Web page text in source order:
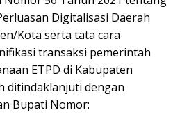
Digitalisasi Daerah
Kota serta tata cara
transaksi pemerintah
ETPD di Kabupaten
ditindaklanjuti dengan
Bupati Nomor: